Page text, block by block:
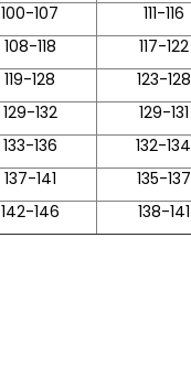
100-107 111-116
108-118 117-122
119-128 123-128
129-132 129-131
133-136 132-134
137-141 135-137
142-146 138-141